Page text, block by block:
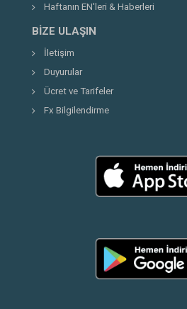
Haftanın EN'leri & Haberleri
BIZE ULAŞIN
İletişim
Duyurular
Ücret ve Tarifeler
Fx Bilgilendirme